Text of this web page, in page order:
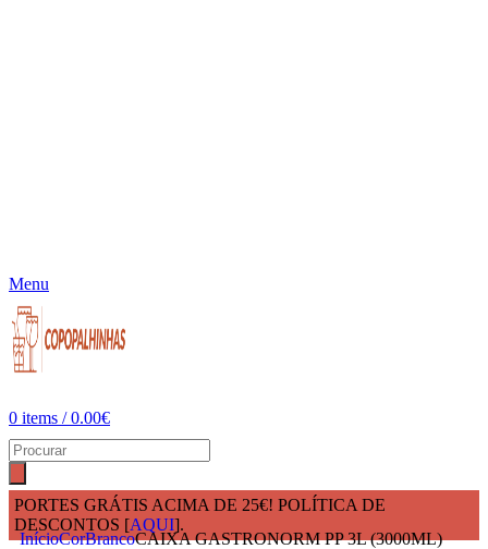
Menu
0 items / 0.00€
PORTES GRÁTIS ACIMA DE 25€! POLÍTICA DE
DESCONTOS [AQUI].
InícioCorBrancoCAIXA GASTRONORM PP 3L (3000ML)